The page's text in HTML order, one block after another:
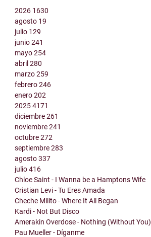
2026 1630
agosto 19
julio 129
junio241
mayo254
abril280
marzo259
febrero246
enero202
20254171
diciembre261
noviembre241
octubre272
septiembre283
agosto337
julio416
Chloe Saint - I Wanna be a Hamptons Wife
Cristian Levi - Tu Eres Amada
Cheche Milito - Where It All Began
Kardi - Not But Disco
Amerakin Overdose - Nothing (Without You)
Pau Mueller - Díganme